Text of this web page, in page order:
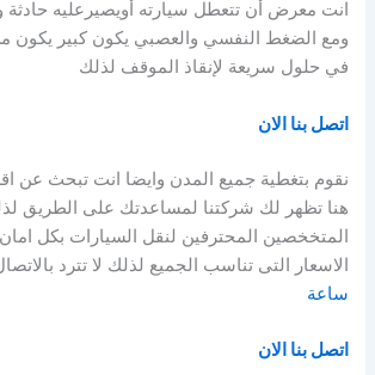
انت معرض أن تتعطل سيارته أويصيرعليه حادثة
ومع الضغط النفسي والعصبي يكون كبير يكون
في حلول سريعة لإنقاذ الموقف لذلك
اتصل بنا الان
نقوم بتغطية جميع المدن وايضا انت تبحث
هنا تظهر لك شركتنا لمساعدتك على الطريق
المتخخصين المحترفين لنقل السيارات بكل
الاسعار التى تناسب الجميع لذلك لا تترد
ساعة
اتصل بنا الان